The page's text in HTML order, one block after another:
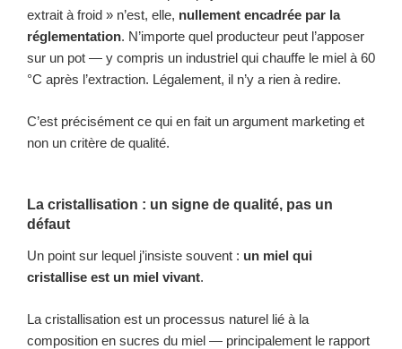
extrait à froid » n’est, elle, nullement encadrée par la
réglementation. N’importe quel producteur peut l’apposer
sur un pot — y compris un industriel qui chauffe le miel à 60
°C après l’extraction. Légalement, il n’y a rien à redire.
C’est précisément ce qui en fait un argument marketing et
non un critère de qualité.
La cristallisation : un signe de qualité, pas un
défaut
Un point sur lequel j’insiste souvent : un miel qui
cristallise est un miel vivant.
La cristallisation est un processus naturel lié à la
composition en sucres du miel — principalement le rapport